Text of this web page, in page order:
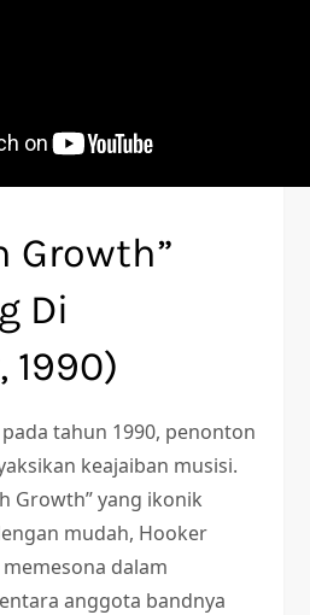
Growth”
Di
1990)
tahun 1990, penonton
keajaiban musisi.
Growth” yang ikonik
mudah, Hooker
dalam
anggota bandnya